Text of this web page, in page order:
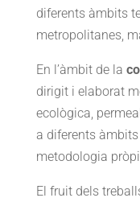
diferents àmbits
metropolitanes,
En l’àmbit de la
dirigit i elaborat
ecològica,
a diferents àmbits
metodologia
El fruit dels